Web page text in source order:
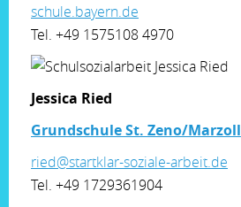
schule.bayern.de
Tel. +49 1575108 4970
Jessica Ried
Grundschule St. Zeno/Marzoll
ried@startklar-soziale-arbeit.de
Tel. +49 1729361904